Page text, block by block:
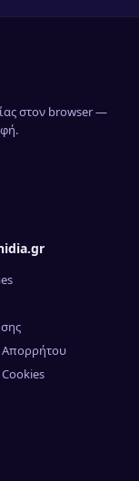
στον browser —
Απορρήτου